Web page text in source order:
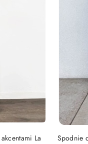
La
Spodnie